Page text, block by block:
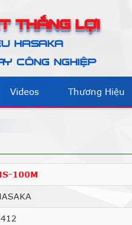
THẮNG LỢI
HASAKA
CÔNG NGHIỆP
Videos Thương Hiệu
100M